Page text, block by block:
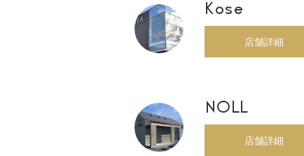
Kose
店舗詳細
NOLL
店舗詳細